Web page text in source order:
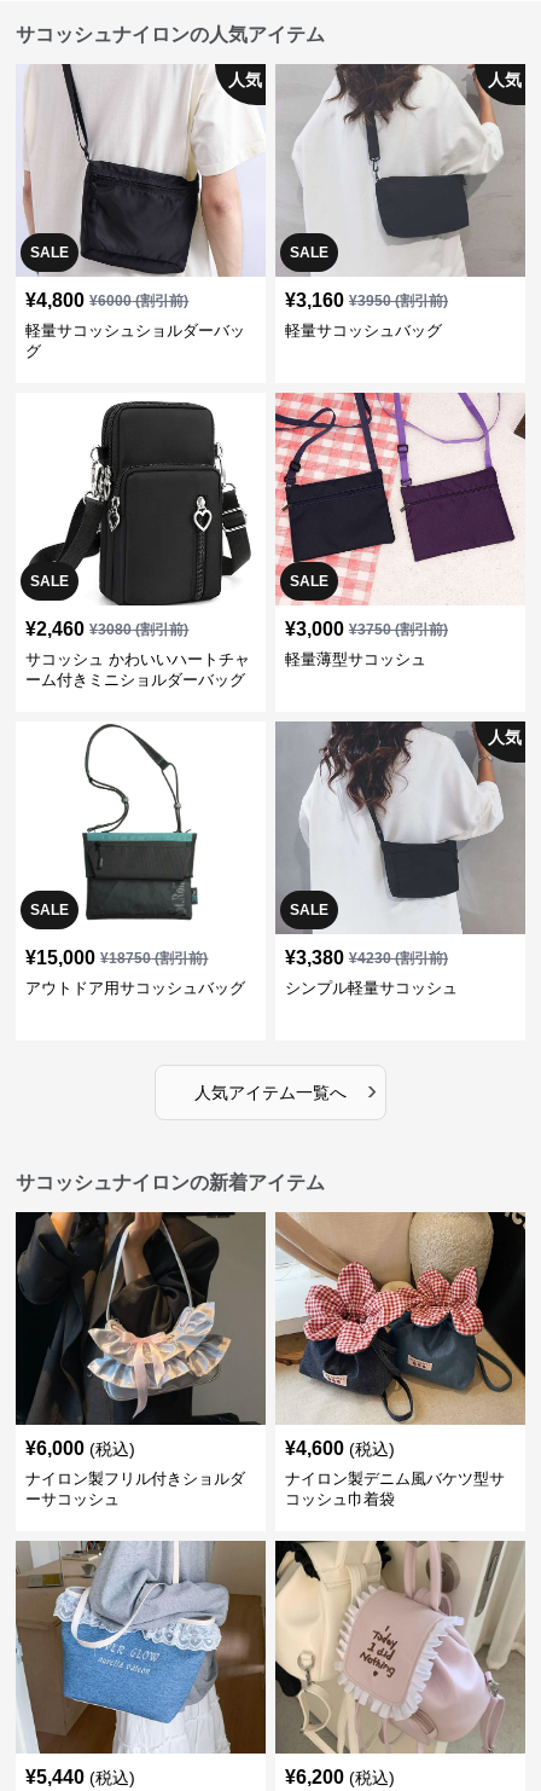
サコッシュナイロンの人気アイテム
SALE
人気
¥4,800 ¥6000(割引前)
軽量サコッシュショルダーバッ
グ
SALE
人気
¥3,160 ¥3950(割引前)
軽量サコッシュバッグ
SALE
¥2,460 ¥3080(割引前)
サコッシュ かわいいハートチャ
ーム付きミニショルダーバッグ
SALE
¥3,000 ¥3750(割引前)
軽量薄型サコッシュ
SALE
¥15,000 ¥18750(割引前)
アウトドア用サコッシュバッグ
SALE
人気
¥3,380 ¥4230(割引前)
シンプル軽量サコッシュ
人気アイテム一覧へ ›
サコッシュナイロンの新着アイテム
¥6,000 (税込)
ナイロン製フリル付きショルダ
ーサコッシュ
¥4,600 (税込)
ナイロン製デニム風バケツ型サ
コッシュ巾着袋
¥5,440 (税込) ¥6,200 (税込)